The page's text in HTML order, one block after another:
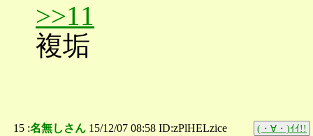
>>11
複垢
15 :名無しさん 15/12/07 08:58 ID:zPlHELzice (・∀・)ｲｲ!!